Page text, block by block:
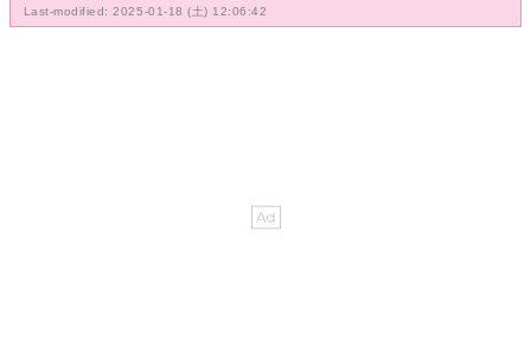
Last-modified: 2025-01-18 (土) 12:06:42